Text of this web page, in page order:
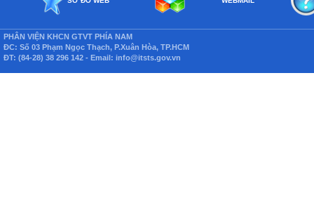
PHÂN VIỆN KHCN GTVT PHÍA NAM
ĐC: Số 03 Phạm Ngọc Thạch, P.Xuân Hòa, TP.HCM
ĐT: (84-28) 38 296 142 - Email: info@itsts.gov.vn